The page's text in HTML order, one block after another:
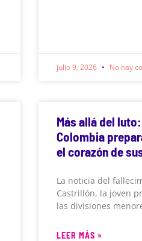
julio 9, 2026 No hay
Más allá del
Colombia
el corazón de
La noticia del
Castrillón, la joven
las divisiones
LEER MÁS »